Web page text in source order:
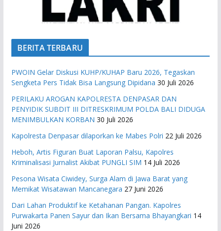
BERITA TERBARU
PWOIN Gelar Diskusi KUHP/KUHAP Baru 2026, Tegaskan
Sengketa Pers Tidak Bisa Langsung Dipidana 30 Juli 2026
PERILAKU AROGAN KAPOLRESTA DENPASAR DAN
PENYIDIK SUBDIT III DITRESKRIMUM POLDA BALI DIDUGA
MENIMBULKAN KORBAN 30 Juli 2026
Kapolresta Denpasar dilaporkan ke Mabes Polri 22 Juli 2026
Heboh, Artis Figuran Buat Laporan Palsu, Kapolres
Kriminalisasi Jurnalist Akibat PUNGLI SIM 14 Juli 2026
Pesona Wisata Ciwidey, Surga Alam di Jawa Barat yang
Memikat Wisatawan Mancanegara 27 Juni 2026
Dari Lahan Produktif ke Ketahanan Pangan. Kapolres
Purwakarta Panen Sayur dan Ikan Bersama Bhayangkari 14
Juni 2026